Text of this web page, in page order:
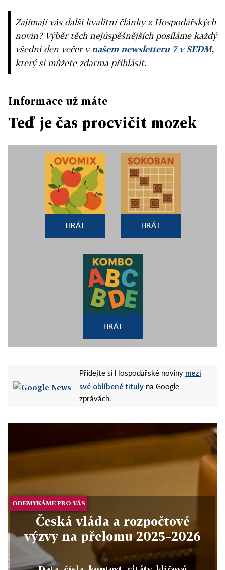
Zajímají vás další kvalitní články z Hospodářských
novin? Výběr těch nejúspěšnějších posíláme každý
všední den večer vnašem newsletteru 7 v SEDM,
který si můžete zdarma přihlásit.
Informace už máte
Teď je čas procvičit mozek
HRÁT HRÁT
HRÁT
Přidejte si Hospodářské noviny mezi
své oblíbené tituly na Google
zprávách.
ODEMYKÁME PRO VÁS
Česká vláda a rozpočtové
výzvy na přelomu 2025–2026